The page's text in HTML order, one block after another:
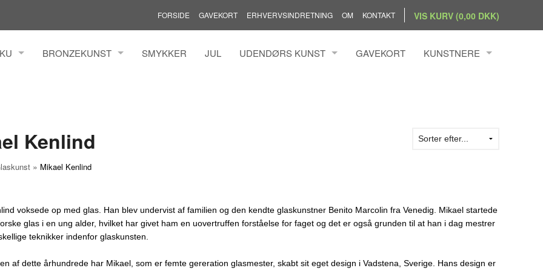
FORSIDE GAVEKORT ERHVERVSINDRETNING OM KONTAKT VIS KURV (0,00 DKK)
ILFELDT
BRONZEKUNST SMYKKER JUL UDENDØRS KUNST GAVEKORT KUNSTNERE
ANNETTE KAMPMANN
DIANA BLÜTHGEN
EVA PEDERSEN
Kenlind
» Mikael Kenlind
voksede op med glas. Han blev undervist af familien og den kendte glaskunstner Benito Marcolin fra Venedig. Mikael startede
glas i en ung alder, hvilket har givet ham en uovertruffen forståelse for faget og det er også grunden til at han i dag mestrer
teknikker indenfor glaskunsten.
af dette århundrede har Mikael, som er femte gereration glasmester, skabt sit eget design i Vadstena, Sverige. Hans design er